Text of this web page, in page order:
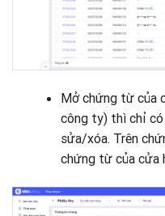
Mở chứng từ của
công ty) thì chỉ có
sửa/xóa. Trên
chứng từ của cửa